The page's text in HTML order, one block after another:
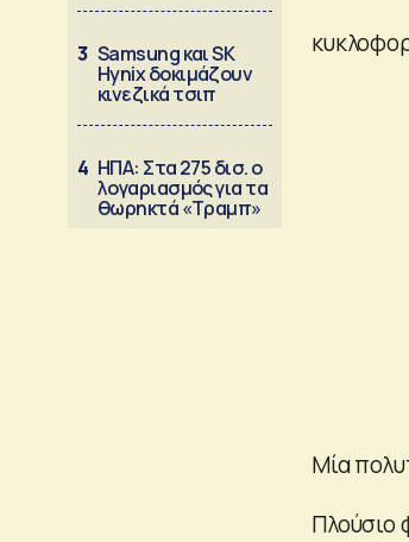
3 Samsung και SK
Hynix δοκιμάζουν
κινεζικά τσιπ
4 ΗΠΑ: Στα 275 δισ. ο
λογαριασμός για τα
θωρηκτά «Τραμπ»
Μία
Πλούσιο